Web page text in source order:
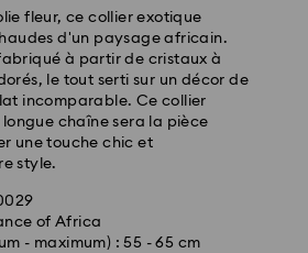
fleur, ce collier exotique
d'un paysage africain.
à partir de cristaux à
le tout serti sur un décor de
incomparable. Ce collier
chaîne sera la pièce
une touche chic et
style.
of Africa
- maximum) : 55 - 65 cm
EUR 6.95
à partir de : EUR 99